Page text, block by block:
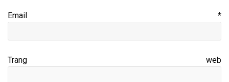
Email *
Trang web